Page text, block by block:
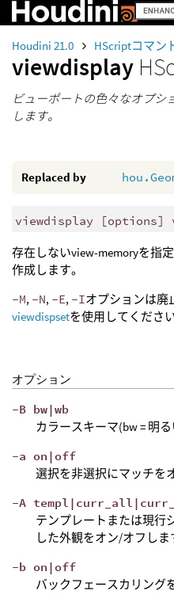
Houdini 21.0 HScriptコマン
viewdisplay
ビューポートの色々なオプシ
します。
Replaced by
viewdisplay [options]
存在しないview-memoryを指
作成します。
-M, -N, -E, -Iオプションは廃
viewdispsetを使用してください
オプション
-B bw|wb
カラースキーマ(bw = 明る
-a on|off
選択を非選択にマッチを
-A
テンプレートまたは現行
した外観をオン/オフしま
-b on|off
バックフェースカリング